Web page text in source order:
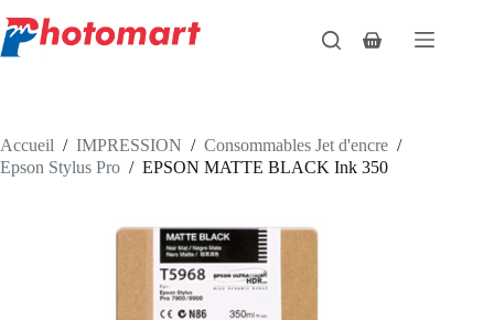
au
contenu
Panier
Accueil / IMPRESSION / Consommables Jet d'encre /
Epson Stylus Pro / EPSON MATTE BLACK Ink 350